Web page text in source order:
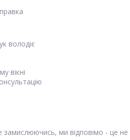
володіє
вікні
ми відповімо - це